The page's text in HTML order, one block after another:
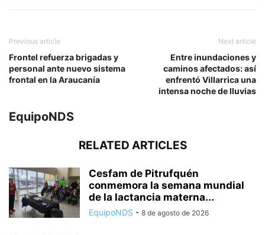
Previous article
Frontel refuerza brigadas y
personal ante nuevo sistema
frontal en la Araucanía
Next article
Entre inundaciones y
caminos afectados: así
enfrentó Villarrica una
intensa noche de lluvias
EquipoNDS
RELATED ARTICLES
Cesfam de Pitrufquén
conmemora la semana mundial
de la lactancia materna...
EquipoNDS - 8 de agosto de 2026